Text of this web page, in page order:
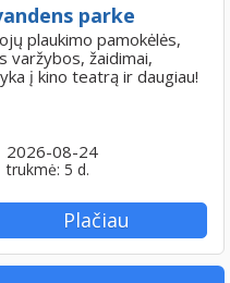
parke
plaukimo pamokėlės,
varžybos, žaidimai,
į kino teatrą ir daugiau!
2026-08-24
trukmė: 5 d.
Plačiau